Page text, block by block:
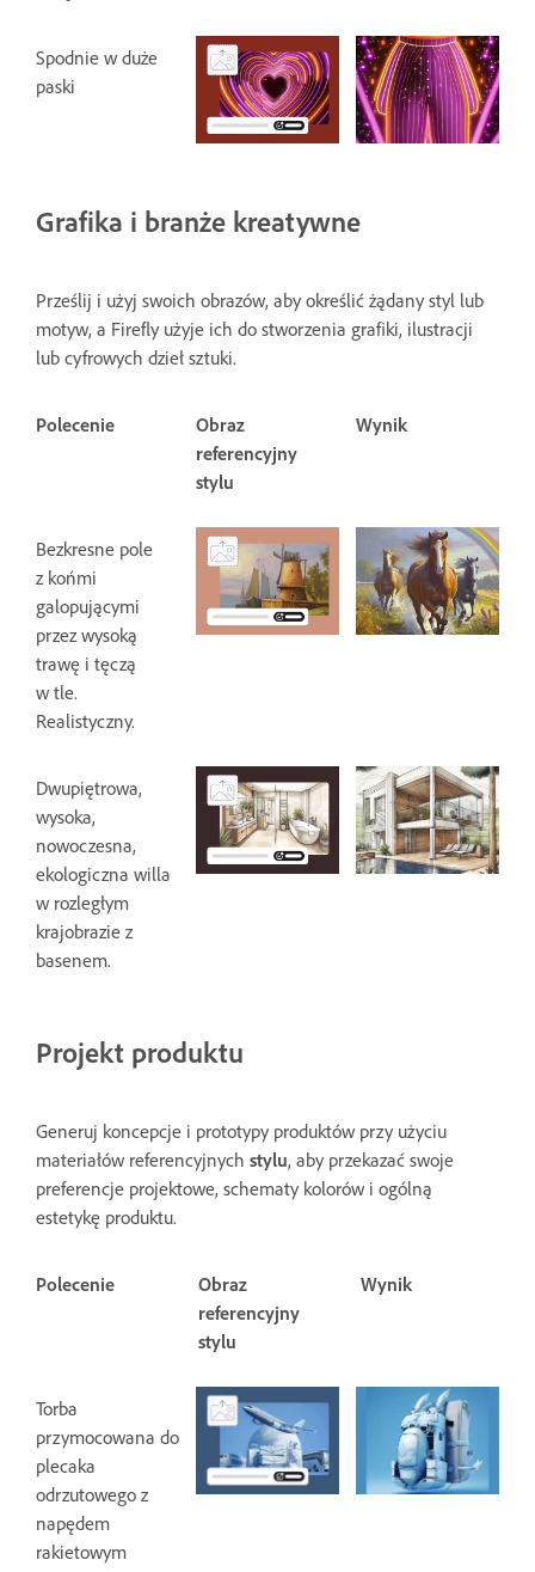
Spodnie w duże
paski
Grafika i branże kreatywne
Prześlij i użyj swoich obrazów, aby określić żądany styl lub
motyw, a Firefly użyje ich do stworzenia grafiki, ilustracji
lub cyfrowych dzieł sztuki.
Polecenie
Obraz
referencyjny
stylu
Wynik
Bezkresne pole
z końmi
galopującymi
przez wysoką
trawę i tęczą
w tle.
Realistyczny.
Dwupiętrowa,
wysoka,
nowoczesna,
ekologiczna willa
w rozległym
krajobrazie z
basenem.
Projekt produktu
Generuj koncepcje i prototypy produktów przy użyciu
materiałów referencyjnych stylu, aby przekazać swoje
preferencje projektowe, schematy kolorów i ogólną
estetykę produktu.
Polecenie
Obraz
referencyjny
stylu
Wynik
Torba
przymocowana do
plecaka
odrzutowego z
napędem
rakietowym